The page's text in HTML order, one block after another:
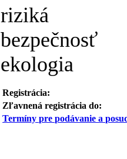
riziká
bezpečnosť
ekologia
Registrácia:
Zľavnená registrácia do:
Termíny pre podávanie a